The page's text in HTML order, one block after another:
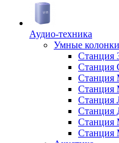
Аудио-техника
Умные
Станция
Станция
Станция
Станция
Станция
Станция
Станция
Станция